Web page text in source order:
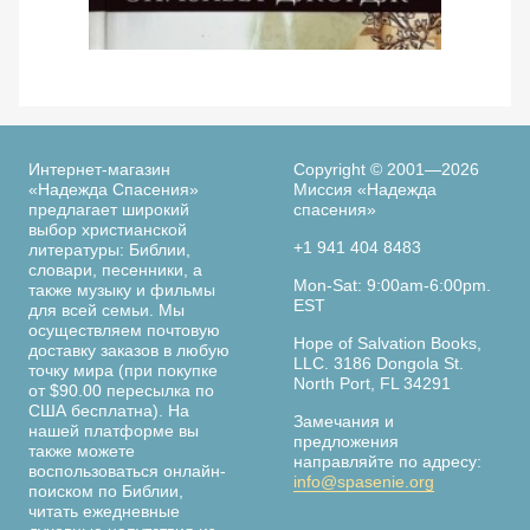
Страница
книги
Интернет-магазин
«Надежда Спасения»
предлагает широкий
выбор христианской
литературы: Библии,
словари, песенники, а
также музыку и фильмы
для всей семьи. Мы
осуществляем почтовую
доставку заказов в любую
точку мира (при покупке
от $90.00 пересылка по
США бесплатна). На
нашей платформе вы
также можете
воспользоваться онлайн-
поиском по Библии,
читать ежедневные
Copyright © 2001—2026
Миссия «Надежда
спасения»
+1 941 404 8483
Mon-Sat: 9:00am-6:00pm.
EST
Hope of Salvation Books,
LLC. 3186 Dongola St.
North Port, FL 34291
Замечания и
предложения
направляйте по адресу:
info@spasenie.org